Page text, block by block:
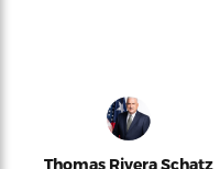
Thomas Rivera Schatz